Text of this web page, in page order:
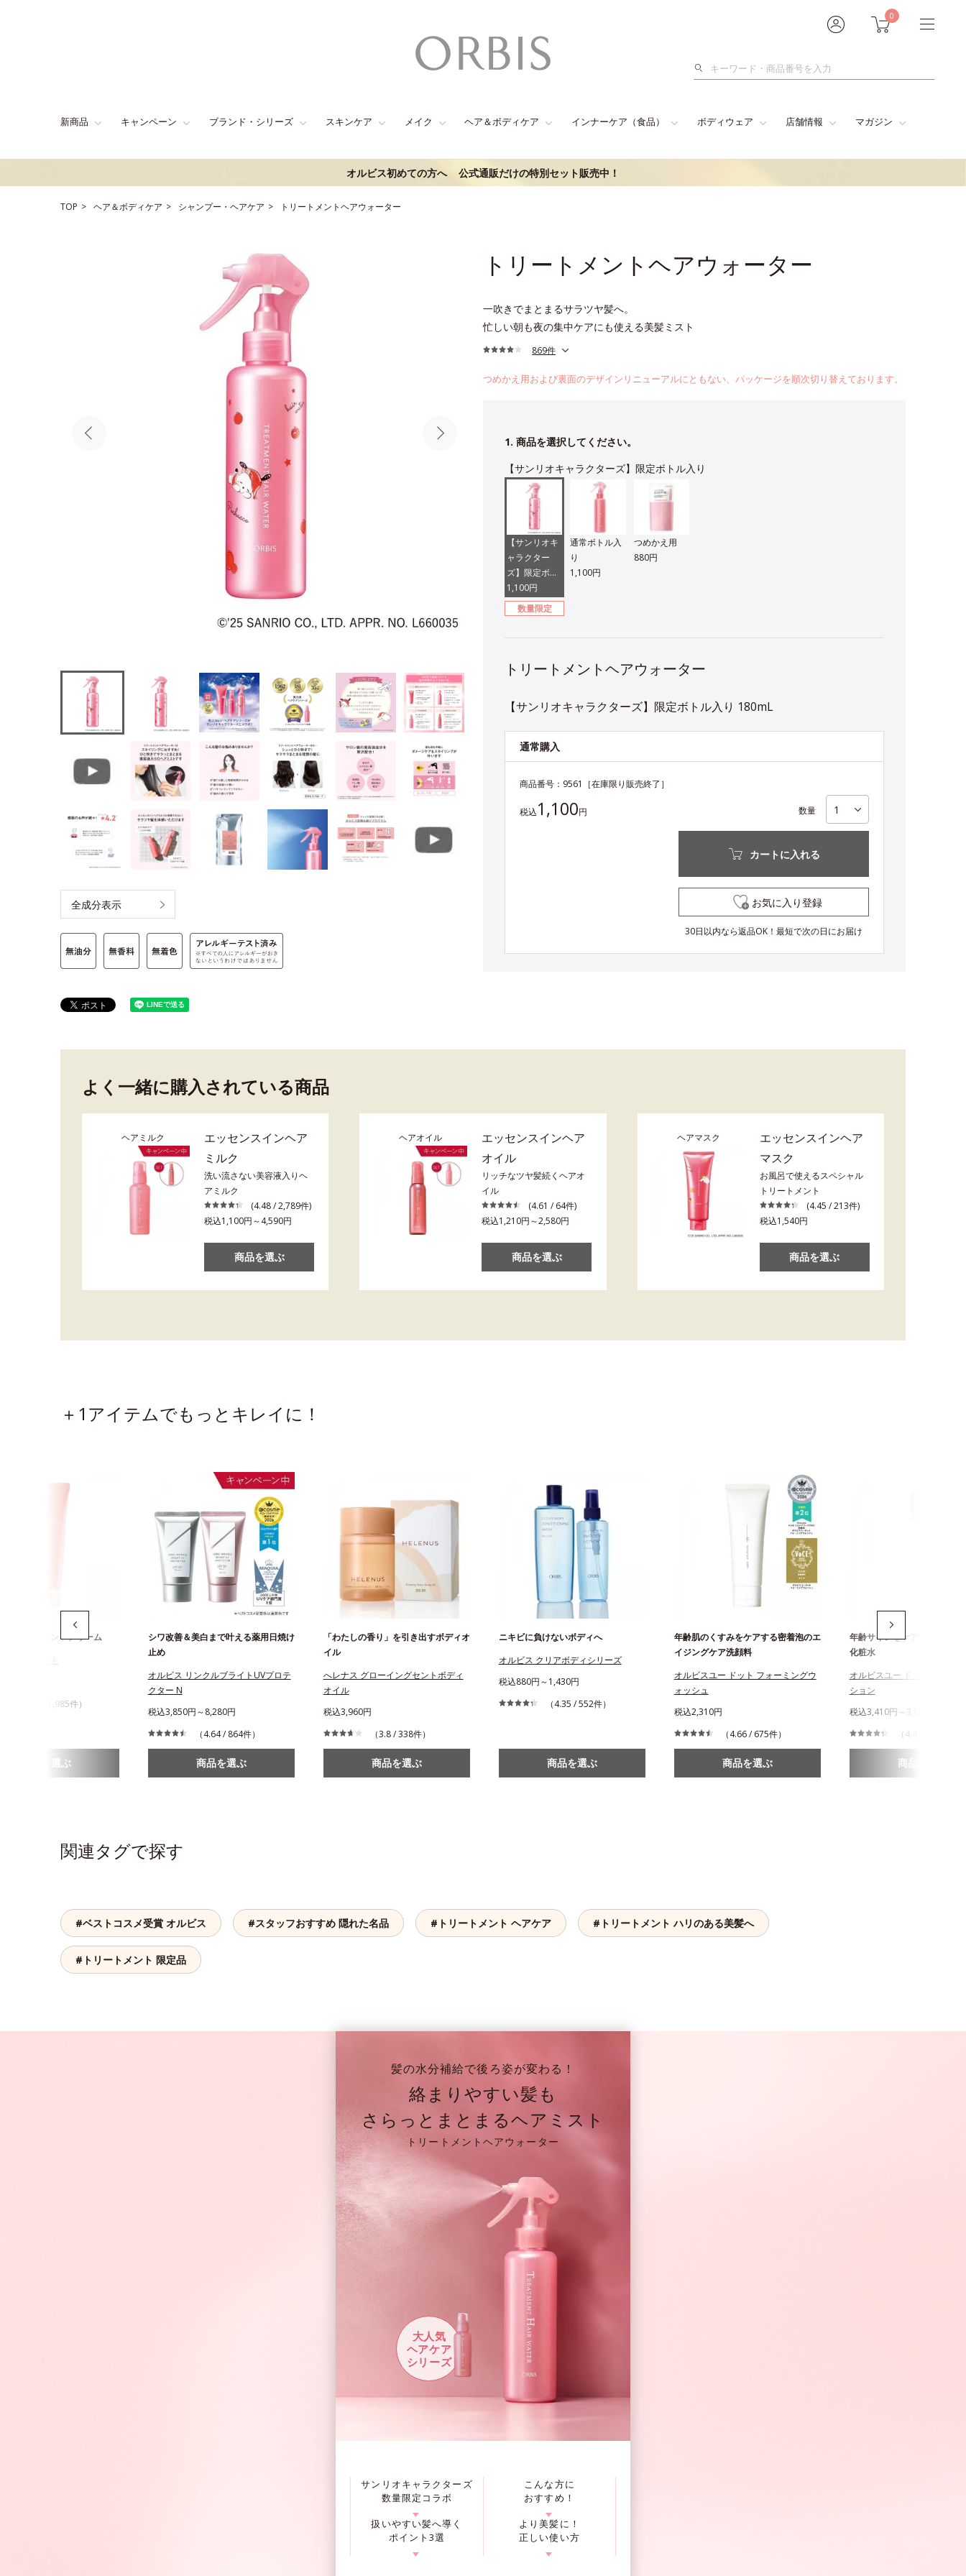
0
検
新商品 キャンペーン ブランド・シリーズ スキンケア メイク ヘア＆ボディケア インナーケア（食品） ボディウェア 店舗情報 マガジン
オルビス初めての方へ 公式通販だけの特別セット販売中！
TOP ヘア＆ボディケア シャンプー・ヘアケア トリートメントヘアウォーター
トリートメントヘアウォーター
一吹きでまとまるサラツヤ髪へ。
忙しい朝も夜の集中ケアにも使える美髪ミスト
869件
つめかえ用および裏面のデザインリニューアルにともない、パッケージを順次切り替えております。
全成分表示
1. 商品を選択してください。
【サンリオキャラクターズ】限定ボトル入り
【サンリオキ
ャラクター
ズ】限定ボト
ル入り
1,100円
数量限定
通常ボトル入
り
1,100円
つめかえ用
880円
トリートメントヘアウォーター
【サンリオキャラクターズ】限定ボトル入り 180mL
通常購入
商品番号： 9561 ［在庫限り販売終了］
税込1,100円 数量
カートに入れる
お気に入り登録
30日以内なら返品OK！最短で次の日にお届け
よく一緒に購入されている商品
ヘアミルク
エッセンスインヘア
ミルク
洗い流さない美容液入りヘ
アミルク
(4.48 / 2,789件)
税込1,100円～4,590円
商品を選ぶ
ヘアオイル
エッセンスインヘア
オイル
リッチなツヤ髪続くヘアオ
イル
(4.61 / 64件)
税込1,210円～2,580円
商品を選ぶ
ヘアマスク
エッセンスインヘア
マスク
お風呂で使えるスペシャル
トリートメント
(4.45 / 213件)
税込1,540円
商品を選ぶ
＋1アイテムでもっとキレイに！
ない保湿ハンドクリーム
（4.5 / 1,985件）
商品を選ぶ
シワ改善＆美白まで叶える薬用日焼け
止め
オルビス リンクルブライトUVプロテ
クター N
税込3,850円～8,280円
（4.64 / 864件）
商品を選ぶ
「わたしの香り」を引き出すボディオ
イル
へレナス グローイングセントボディ
オイル
税込3,960円
（3.8 / 338件）
商品を選ぶ
ニキビに負けないボディへ
オルビス クリアボディシリーズ
税込880円～1,430円
（4.35 / 552件）
商品を選ぶ
年齢肌のくすみをケアする密着泡のエ
イジングケア洗顔料
オルビスユー ドット フォーミングウ
ォッシュ
税込2,310円
（4.66 / 675件）
商品を選ぶ
年齢サインをケアする、うる
化粧水
オルビスユー ドット エッセ
ション
税込3,410円～3,630円
（4.43 / 719件）
商品を選ぶ
関連タグで探す
#ベストコスメ受賞 オルビス #スタッフおすすめ 隠れた名品 #トリートメント ヘアケア #トリートメント ハリのある美髪へ
#トリートメント 限定品
髪の水分補給で後ろ姿が変わる！
絡まりやすい髪も
さらっとまとまるヘアミスト
トリートメントヘアウォーター
大人気
ヘアケア
シリーズ
サンリオキャラクターズ
数量限定コラボ
▼
こんな方に
おすすめ！
▼
扱いやすい髪へ導く
ポイント3選
▼
より美髪に！
正しい使い方
▼